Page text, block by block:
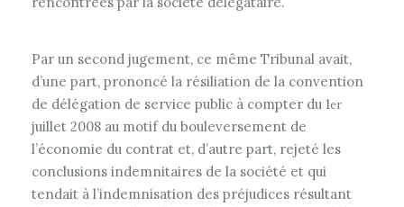
Par un second jugement, ce même Tribunal avait,
d’une part, prononcé la résiliation de la convention
de délégation de service public à compter du 1er
juillet 2008 au motif du bouleversement de
l’économie du contrat et, d’autre part, rejeté les
conclusions indemnitaires de la société et qui
tendait à l’indemnisation des préjudices résultant